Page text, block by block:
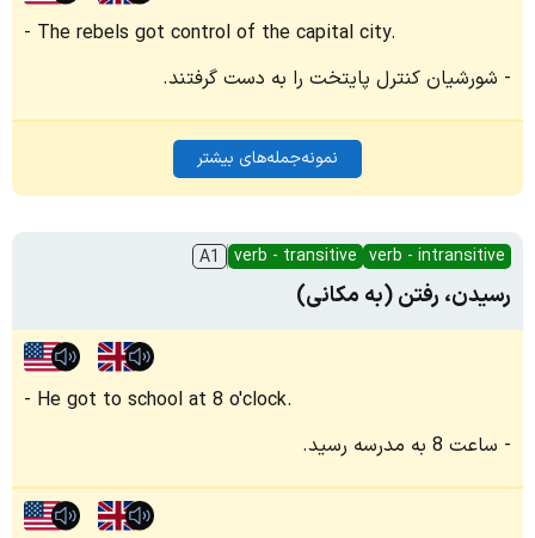
The rebels got control of the capital city.
شورشیان کنترل پایتخت را به دست گرفتند.
نمونه‌جمله‌های بیشتر
verb - intransitive
verb - transitive
A1
رسیدن، رفتن (به مکانی)
He got to school at 8 o'clock.
ساعت 8 به مدرسه رسید.